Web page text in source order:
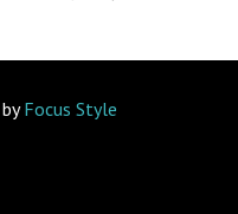
Focus Style